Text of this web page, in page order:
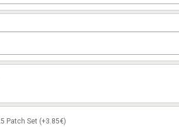
Patch Set (+3.85€)